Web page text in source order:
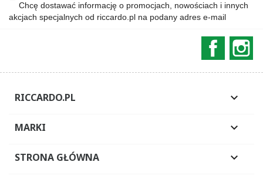
Chcę dostawać informację o promocjach, nowościach i innych
akcjach specjalnych od riccardo.pl na podany adres e-mail
RICCARDO.PL 
MARKI 
STRONA GŁÓWNA 